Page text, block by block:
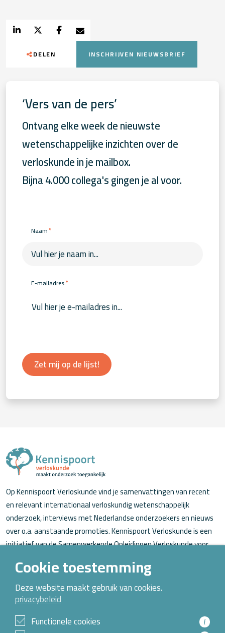
DELEN INSCHRIJVEN NIEUWSBRIEF
‘Vers van de pers’
Ontvang elke week de nieuwste
wetenschappelijke inzichten over de
verloskunde in je mailbox.
Bijna 4.000 collega's gingen je al voor.
Naam*
E-mailadres*
Zet mij op de lijst!
Op Kennispoort Verloskunde vind je samenvattingen van recent
en relevant internationaal verloskundig wetenschappelijk
onderzoek, interviews met Nederlandse onderzoekers en nieuws
over o.a. aanstaande promoties. Kennispoort Verloskunde is een
initiatief van de Samenwerkende Opleidingen Verloskunde voor
Over Kennispoort Verloskunde
Contact
Archief
Cookie toestemming
Deze website maakt gebruik van cookies.
privacybeleid
Functionele cookies
i